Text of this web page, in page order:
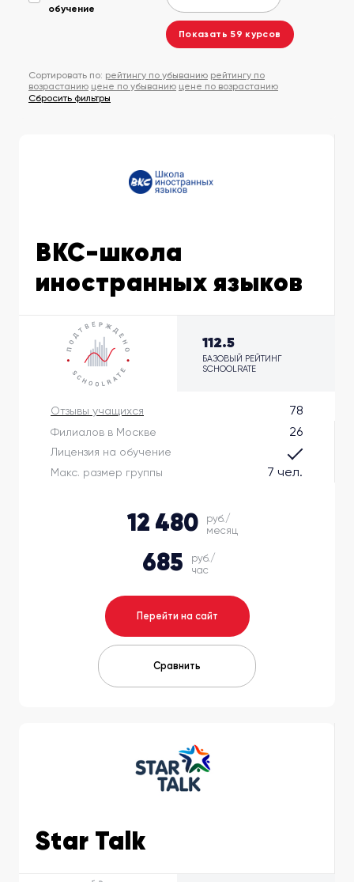
обучение
Показать 59 курсов
Сортировать по: рейтингу по убыванию рейтингу по
возрастанию цене по убыванию цене по возрастанию
Сбросить фильтры
BKC-школа
иностранных языков
Отзывы учащихся 78
Филиалов в Москве 26
Макс. размер группы 7 чел.
Лицензия на обучение
112.5
БАЗОВЫЙ РЕЙТИНГ
SCHOOLRATE
12 480
руб./
месяц
685
руб./
час
Перейти на сайт
Сравнить
Star Talk